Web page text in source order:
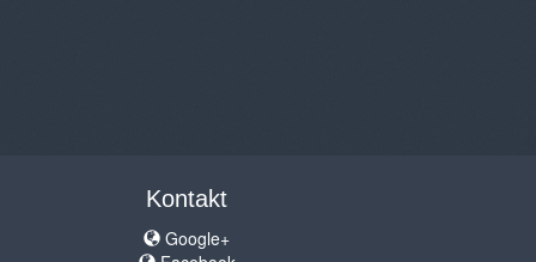
Kontakt
Google+